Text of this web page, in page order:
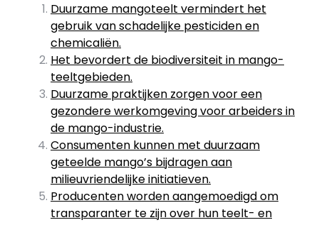
Duurzame mangoteelt vermindert het
gebruik van schadelijke pesticiden en
chemicaliën.
Het bevordert de biodiversiteit in mango-
teeltgebieden.
Duurzame praktijken zorgen voor een
gezondere werkomgeving voor arbeiders in
de mango-industrie.
Consumenten kunnen met duurzaam
geteelde mango’s bijdragen aan
milieuvriendelijke initiatieven.
Producenten worden aangemoedigd om
transparanter te zijn over hun teelt- en